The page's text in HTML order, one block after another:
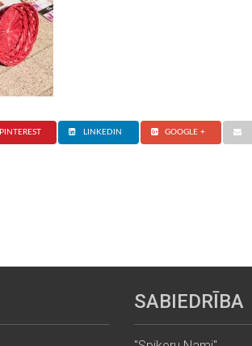
PINTEREST LINKEDIN GOOGLE +
SABIEDRĪBA